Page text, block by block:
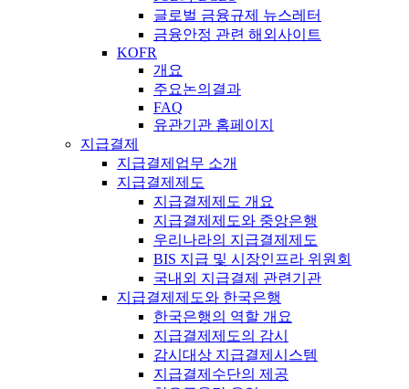
글로벌 금융규제 뉴스레터
금융안정 관련 해외사이트
KOFR
개요
주요논의결과
FAQ
유관기관 홈페이지
지급결제
지급결제업무 소개
지급결제제도
지급결제제도 개요
지급결제제도와 중앙은행
우리나라의 지급결제제도
BIS 지급 및 시장인프라 위원회
국내외 지급결제 관련기관
지급결제제도와 한국은행
한국은행의 역할 개요
지급결제제도의 감시
감시대상 지급결제시스템
지급결제수단의 제공